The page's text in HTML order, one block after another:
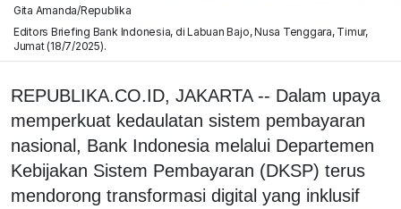
Gita Amanda/Republika
Editors Briefing Bank Indonesia, di Labuan Bajo, Nusa Tenggara, Timur,
Jumat (18/7/2025).
REPUBLIKA.CO.ID, JAKARTA -- Dalam upaya
memperkuat kedaulatan sistem pembayaran
nasional, Bank Indonesia melalui Departemen
Kebijakan Sistem Pembayaran (DKSP) terus
mendorong transformasi digital yang inklusif